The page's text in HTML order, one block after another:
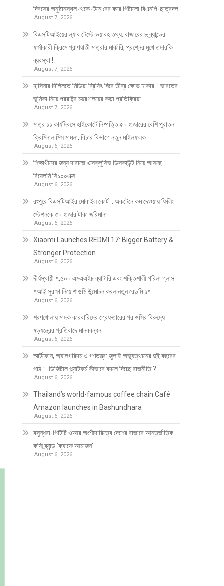
দিবসের অনুষ্ঠানস্থল থেকে টেনে বের করে পিটালো বিএনপি-ছাত্রদল
August 7, 2026
বিএসটিআইয়ের ল্যাব টেস্টে ভয়াবহ তথ্য: বাজারের ৮ ব্র্যান্ডের
ফর্সাকারী ক্রিমে প্রাণঘাতী মাত্রার মার্কারি, প্রশ্নের মুখে তদারকি
ব্যবস্থা !
August 7, 2026
হাসিনার দিল্লিতে মিডিয়া ব্রিফিং ঘিরে তীব্র ক্ষোভ ঢাকার : ভারতের
ভূমিকা নিয়ে পররাষ্ট্র মন্ত্রণালয়ের কড়া প্রতিক্রিয়া
August 7, 2026
মাত্র ১১ কার্যদিবসে হাইকোর্টে নিষ্পত্তি ৫০ হাজারের বেশি পুরাতন
ক্রিমিনাল মিস মামলা, বিচার বিভাগে নতুন মাইলফলক
August 6, 2026
শিক্ষার্থীদের জন্য দারাজে এক্সক্লুসিভ ডিসকাউন্ট নিয়ে আসছে
রিয়েলমি সি১০০এক্স
August 6, 2026
রংপুরে বিএসটিআইর মোবাইল কোর্ট : অকটেনে কম দেওয়ায় ফিলিং
স্টেশনকে ৩০ হাজার টাকা জরিমানা
August 6, 2026
Xiaomi Launches REDMI 17: Bigger Battery &
Stronger Protection
August 6, 2026
দীর্ঘস্থায়ী ৭,৫০০ এমএএইচ ব্যাটারি এবং শক্তিশালী গরিলা গ্লাস
৭আই সুরক্ষা নিয়ে শাওমি উন্মোচন করল নতুন রেডমি ১৭
August 6, 2026
শরণখোলায় মাদক কারবারিদের গ্রেফতারের পর ওসির বিরুদ্ধে
ষড়যন্ত্রের প্রতিবাদে মানববন্ধন
August 6, 2026
স্মার্টফোন, অ্যালগরিদম ও গণতন্ত্র: জুলাই অভ্যুত্থানের দুই বছরের
পাঠ : ডিজিটাল প্ল্যাটফর্ম কীভাবে বদলে দিচ্ছে রাজনীতি ?
August 6, 2026
Thailand’s world-famous coffee chain Café
Amazon launches in Bashundhara
August 6, 2026
বসুন্ধরা-পিটিটি ওআর অংশীদারিত্বে দেশের বাজারে আন্তর্জাতিক
কফি ব্র্যান্ড ‘ক্যাফে আমাজন’
August 6, 2026